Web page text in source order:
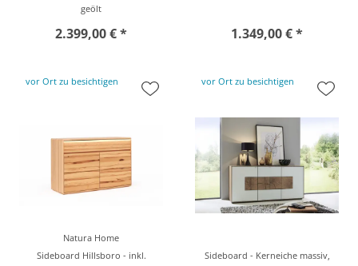
geölt
2.399,00 € * 1.349,00 € *
vor Ort zu besichtigen
Natura Home
Sideboard Hillsboro - inkl.
vor Ort zu besichtigen
Sideboard - Kerneiche massiv,